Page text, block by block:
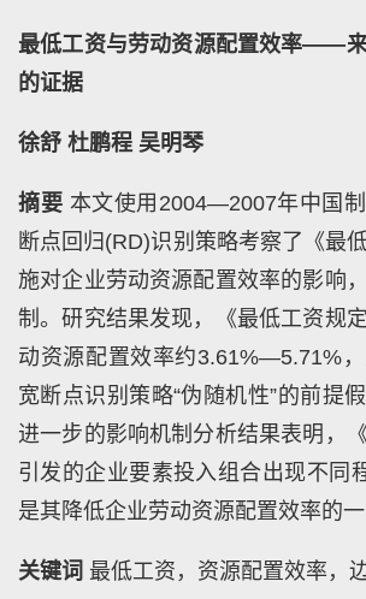
最低工资与劳动资源配置效率——
的证据
徐舒 杜鹏程 吴明琴
摘要 本文使用 2004—2007年中国
断点回归 (RD)识别策略考察了《最
施对企业劳动资源配置效率的影响
制。研究结果发现，《最低工资规
动资源配置效率约3.61%—5.71%
宽断点识别策略“伪随机性”的前提
进一步的影响机制分析结果表明，
引发的企业要素投入组合出现不同
是其降低企业劳动资源配置效率的一
关键词 最低工资，资源配置效率，